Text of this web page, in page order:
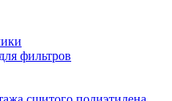
фильтров